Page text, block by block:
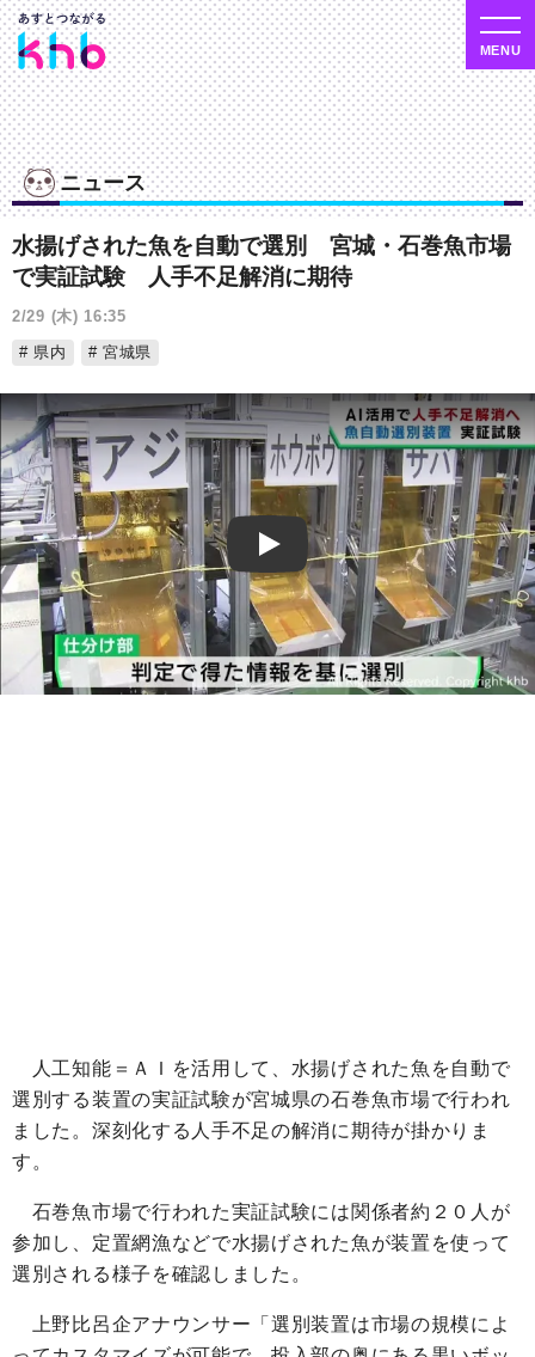
ニュース
水揚げされた魚を自動で選別 宮城・石巻魚市場
で実証試験 人手不足解消に期待
2/29 (木) 16:35
県内
宮城県
Play
人工知能＝ＡＩを活用して、水揚げされた魚を自動で
選別する装置の実証試験が宮城県の石巻魚市場で行われ
ました。深刻化する人手不足の解消に期待が掛かりま
す。
石巻魚市場で行われた実証試験には関係者約２０人が
参加し、定置網漁などで水揚げされた魚が装置を使って
選別される様子を確認しました。
上野比呂企アナウンサー「選別装置は市場の規模によ